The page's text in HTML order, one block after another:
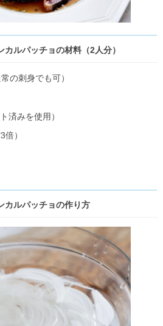
ルパッチョの材料（2人分）
の刺身でも可）
済みを使用）
）
カルパッチョの作り方